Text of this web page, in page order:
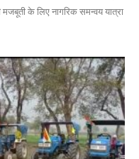
के लिए नागरिक समन्वय यात्रा